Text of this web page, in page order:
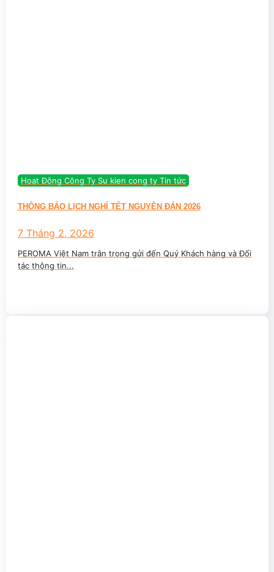
Hoạt Động Công Ty Su kien cong ty Tin tức
THÔNG BÁO LỊCH NGHỈ TẾT NGUYÊN ĐÁN 2026
7 Tháng 2, 2026
PEROMA Việt Nam trân trọng gửi đến Quý Khách hàng và Đối
tác thông tin...